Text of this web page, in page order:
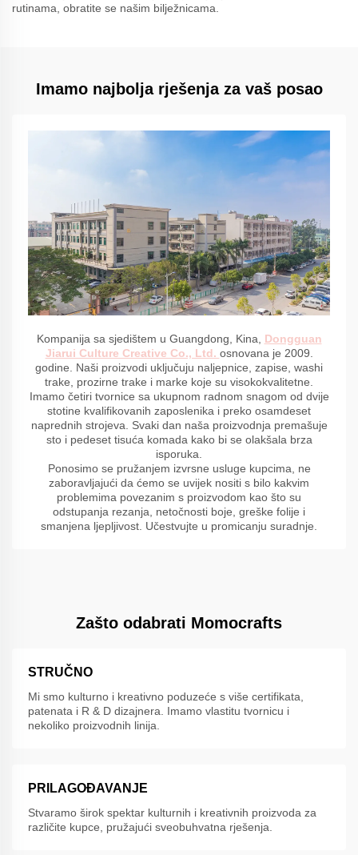
rutinama, obratite se našim bilježnicama.
Imamo najbolja rješenja za vaš posao
Kompanija sa sjedištem u Guangdong, Kina, Dongguan
Jiarui Culture Creative Co., Ltd. osnovana je 2009.
godine. Naši proizvodi uključuju naljepnice, zapise, washi
trake, prozirne trake i marke koje su visokokvalitetne.
Imamo četiri tvornice sa ukupnom radnom snagom od dvije
stotine kvalifikovanih zaposlenika i preko osamdeset
naprednih strojeva. Svaki dan naša proizvodnja premašuje
sto i pedeset tisuća komada kako bi se olakšala brza
isporuka.
Ponosimo se pružanjem izvrsne usluge kupcima, ne
zaboravljajući da ćemo se uvijek nositi s bilo kakvim
problemima povezanim s proizvodom kao što su
odstupanja rezanja, netočnosti boje, greške folije i
smanjena ljepljivost. Učestvujte u promicanju suradnje.
Zašto odabrati Momocrafts
STRUČNO
Mi smo kulturno i kreativno poduzeće s više certifikata,
patenata i R & D dizajnera. Imamo vlastitu tvornicu i
nekoliko proizvodnih linija.
PRILAGOĐAVANJE
Stvaramo širok spektar kulturnih i kreativnih proizvoda za
različite kupce, pružajući sveobuhvatna rješenja.